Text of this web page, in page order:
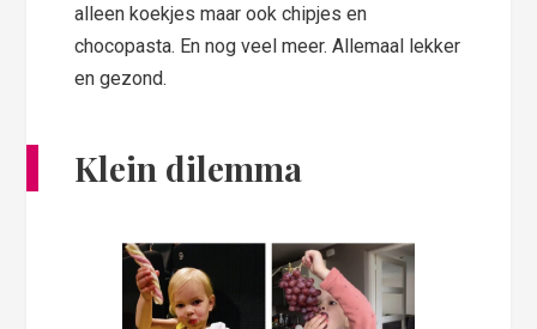
alleen koekjes maar ook chipjes en
chocopasta. En nog veel meer. Allemaal lekker
en gezond.
Klein dilemma